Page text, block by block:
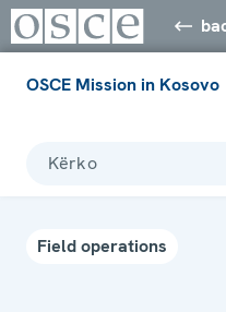
OSCE Mission in Kosovo
Kërko
Field operations